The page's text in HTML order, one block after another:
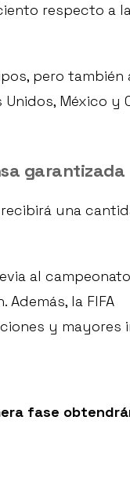
respecto a
pero también
México y
garantizada
una
al
la FIFA
y mayores
fase